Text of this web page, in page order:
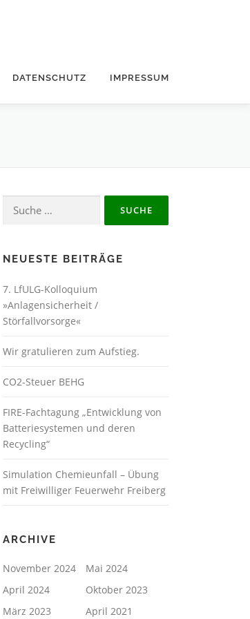
DATENSCHUTZ IMPRESSUM
nach:
NEUESTE BEITRÄGE
7. LfULG-Kolloquium
»Anlagensicherheit /
Störfallvorsorge«
Wir gratulieren zum Aufstieg.
CO2-Steuer BEHG
FIRE-Fachtagung „Entwicklung von
Batteriesystemen und deren
Recycling“
Simulation Chemieunfall – Übung
mit Freiwilliger Feuerwehr Freiberg
ARCHIVE
November 2024
Mai 2024
April 2024
Oktober 2023
März 2023
April 2021